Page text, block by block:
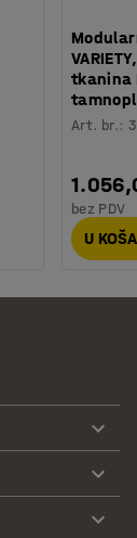
tkanina
Art. br.:
bez PDV
U